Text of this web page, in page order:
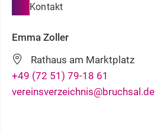
Kontakt
Emma Zoller
Rathaus am Marktplatz
vereinsverzeichnis@bruchsal.de
+49 (72 51) 79-18 61